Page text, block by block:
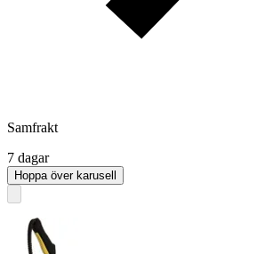
Samfrakt
7 dagar
Hoppa över karusell